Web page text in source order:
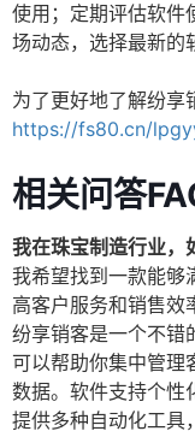
使用；定期评估软件
场动态，选择最新的
为了更好地了解纷享
https://fs80.cn/
相关问答
我在珠宝制造行业，
我希望找到一款能够
高客户服务和销售效
纷享销客是一个不错
可以帮助你集中管理
数据。软件支持个性
提供多种自动化工具